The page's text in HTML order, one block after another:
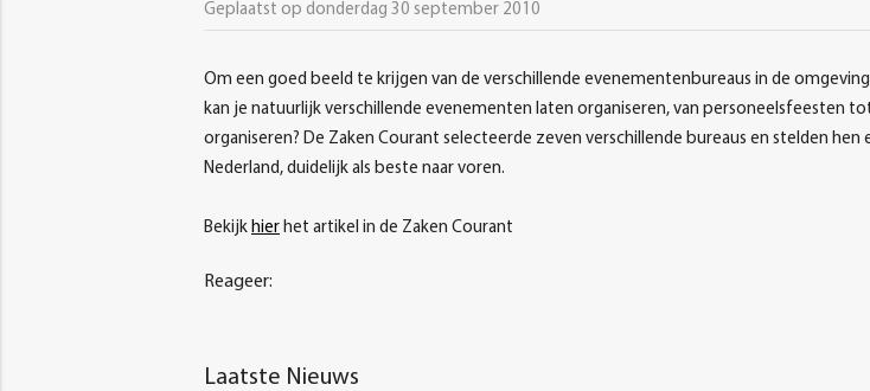
Geplaatst op donderdag 30 september 2010
Om een goed beeld te krijgen van de verschillende evenementenbureaus in de
kan je natuurlijk verschillende evenementen laten organiseren, van personeelsfeesten
organiseren? De Zaken Courant selecteerde zeven verschillende bureaus en stelden hen
Nederland, duidelijk als beste naar voren.
Bekijk hier het artikel in de Zaken Courant
Reageer:
Laatste Nieuws